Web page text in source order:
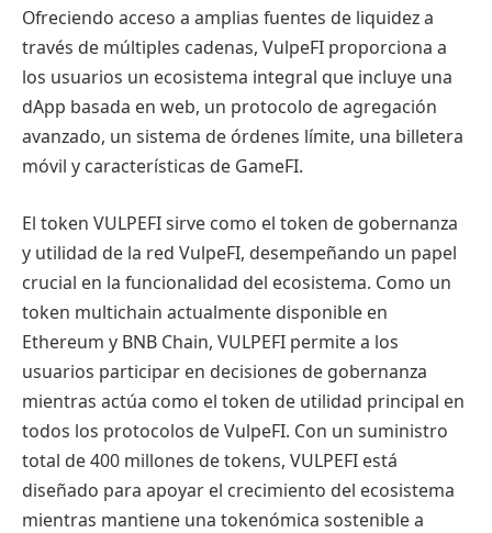
Ofreciendo acceso a amplias fuentes de liquidez a
través de múltiples cadenas, VulpeFI proporciona a
los usuarios un ecosistema integral que incluye una
dApp basada en web, un protocolo de agregación
avanzado, un sistema de órdenes límite, una billetera
móvil y características de GameFI.
El token VULPEFI sirve como el token de gobernanza
y utilidad de la red VulpeFI, desempeñando un papel
crucial en la funcionalidad del ecosistema. Como un
token multichain actualmente disponible en
Ethereum y BNB Chain, VULPEFI permite a los
usuarios participar en decisiones de gobernanza
mientras actúa como el token de utilidad principal en
todos los protocolos de VulpeFI. Con un suministro
total de 400 millones de tokens, VULPEFI está
diseñado para apoyar el crecimiento del ecosistema
mientras mantiene una tokenómica sostenible a